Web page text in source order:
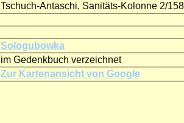
Tschuch-Antaschi, Sanitäts-Kolonne 2/
Sologubowka
im Gedenkbuch verzeichnet
Zur Kartenansicht von Google